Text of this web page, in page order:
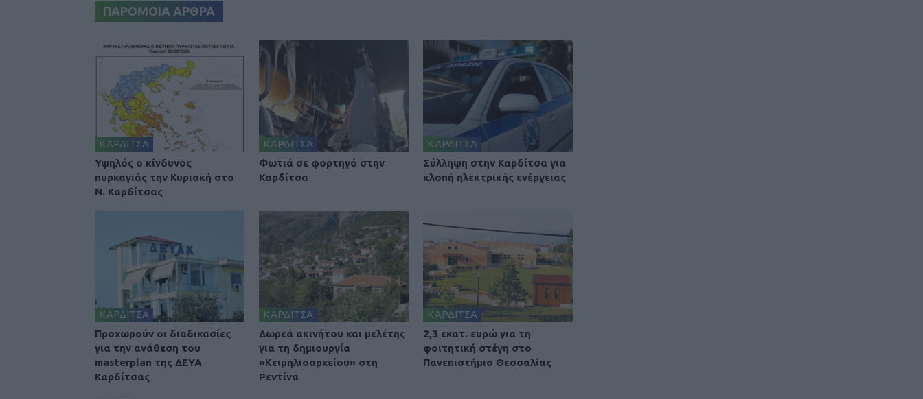
ΠΑΡΟΜΟΙΑ ΑΡΘΡΑ
ΚΑΡΔΙΤΣΑ
Υψηλός ο κίνδυνος
πυρκαγιάς την Κυριακή στο
Ν. Καρδίτσας
ΚΑΡΔΙΤΣΑ
Φωτιά σε φορτηγό στην
Καρδίτσα
ΚΑΡΔΙΤΣΑ
Σύλληψη στην Καρδίτσα για
κλοπή ηλεκτρικής ενέργειας
ΚΑΡΔΙΤΣΑ
Προχωρούν οι διαδικασίες
για την ανάθεση του
masterplan της ΔΕΥΑ
Καρδίτσας
ΚΑΡΔΙΤΣΑ
Δωρεά ακινήτου και μελέτης
για τη δημιουργία
«Κειμηλιοαρχείου» στη
Ρεντίνα
ΚΑΡΔΙΤΣΑ
2,3 εκατ. ευρώ για τη
φοιτητική στέγη στο
Πανεπιστήμιο Θεσσαλίας